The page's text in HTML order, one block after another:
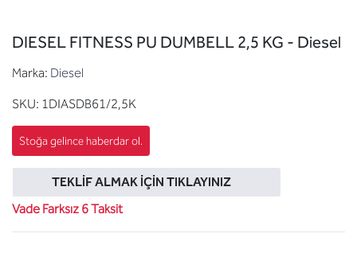
DIESEL FITNESS PU DUMBELL 2,5 KG - Diesel
Marka: Diesel
SKU: 1DIASDB61/2,5K
TEKLIF ALMAK İÇIN TIKLAYINIZ
Vade Farksız 6 Taksit